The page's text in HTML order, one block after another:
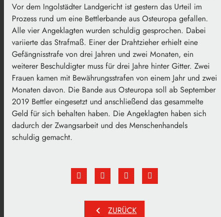
Vor dem Ingolstädter Landgericht ist gestern das Urteil im
Prozess rund um eine Bettlerbande aus Osteuropa gefallen.
Alle vier Angeklagten wurden schuldig gesprochen. Dabei
variierte das Strafmaß. Einer der Drahtzieher erhielt eine
Gefängnisstrafe von drei Jahren und zwei Monaten, ein
weiterer Beschuldigter muss für drei Jahre hinter Gitter. Zwei
Frauen kamen mit Bewährungsstrafen von einem Jahr und zwei
Monaten davon. Die Bande aus Osteuropa soll ab September
2019 Bettler eingesetzt und anschließend das gesammelte
Geld für sich behalten haben. Die Angeklagten haben sich
dadurch der Zwangsarbeit und des Menschenhandels
schuldig gemacht.
chevron_left ZURÜCK